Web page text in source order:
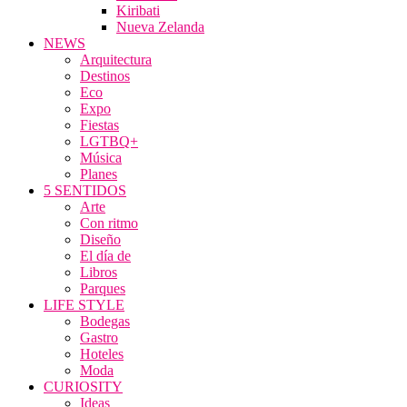
Kiribati
Nueva Zelanda
NEWS
Arquitectura
Destinos
Eco
Expo
Fiestas
LGTBQ+
Música
Planes
5 SENTIDOS
Arte
Con ritmo
Diseño
El día de
Libros
Parques
LIFE STYLE
Bodegas
Gastro
Hoteles
Moda
CURIOSITY
Ideas